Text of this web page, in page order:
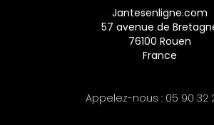
Jantesenligne.com
57 avenue de
76100 Rouen
France
Appelez-nous : 05 90 32